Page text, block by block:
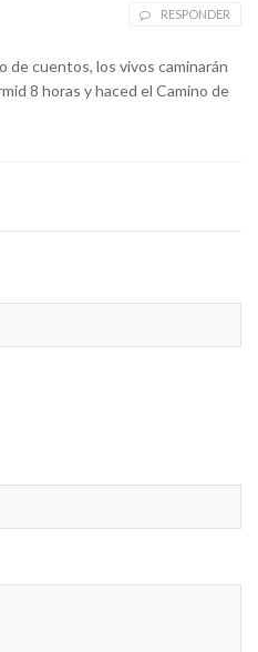
RESPONDER
cuentos, los vivos caminarán
8 horas y haced el Camino de